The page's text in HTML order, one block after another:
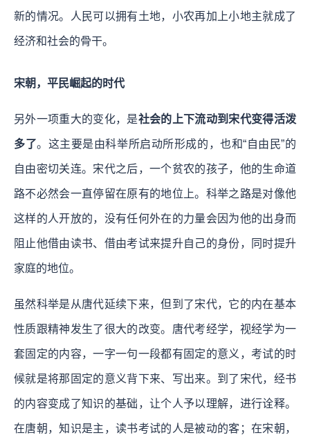
新的情况。 人民可以拥有土地，小农再加上小地主就成了
经济和社会的骨干。
宋朝，平民崛起的时代
另外一项重大的变化，是社会的上下流动到宋代变得活泼
多了。这主要是由科举所启动所形成的，也和“自由民”的
自由密切关连。宋代之后，一个贫农的孩子，他的生命道
路不必然会一直停留在原有的地位上。科举之路是对像他
这样的人开放的，没有任何外在的力量会因为他的出身而
阻止他借由读书、借由考试来提升自己的身份，同时提升
家庭的地位。
虽然科举是从唐代延续下来，但到了宋代，它的内在基本
性质跟精神发生了很大的改变。唐代考经学，视经学为一
套固定的内容，一字一句一段都有固定的意义，考试的时
候就是将那固定的意义背下来、写出来。到了宋代，经书
的内容变成了知识的基础，让个人予以理解，进行诠释。
在唐朝，知识是主，读书考试的人是被动的客；在宋朝，